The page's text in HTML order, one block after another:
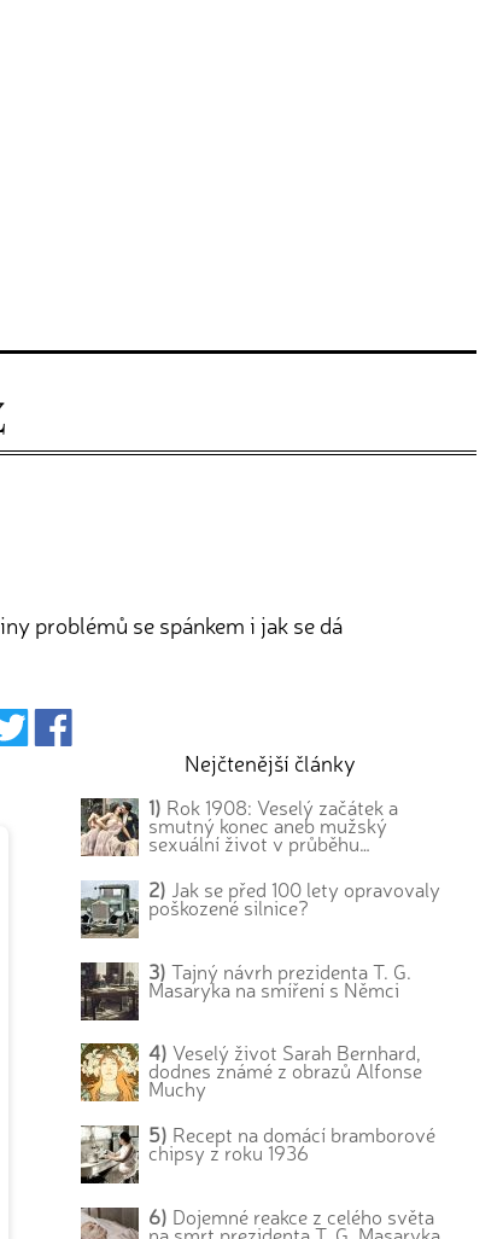
problémů se spánkem i jak se dá
Nejčtenější články
1) Rok 1908: Veselý začátek a
smutný konec aneb mužský
sexuální život v průběhu…
2) Jak se před 100 lety opravovaly
poškozené silnice?
3) Tajný návrh prezidenta T. G.
Masaryka na smíření s Němci
4) Veselý život Sarah Bernhard,
dodnes známé z obrazů Alfonse
Muchy
5) Recept na domácí bramborové
chipsy z roku 1936
6) Dojemné reakce z celého světa